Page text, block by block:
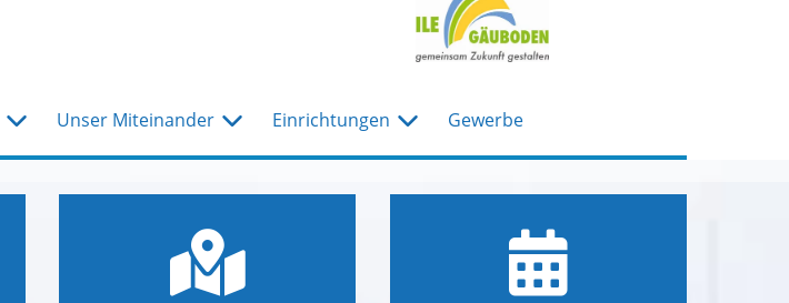
Unser Miteinander Einrichtungen Gewerbe